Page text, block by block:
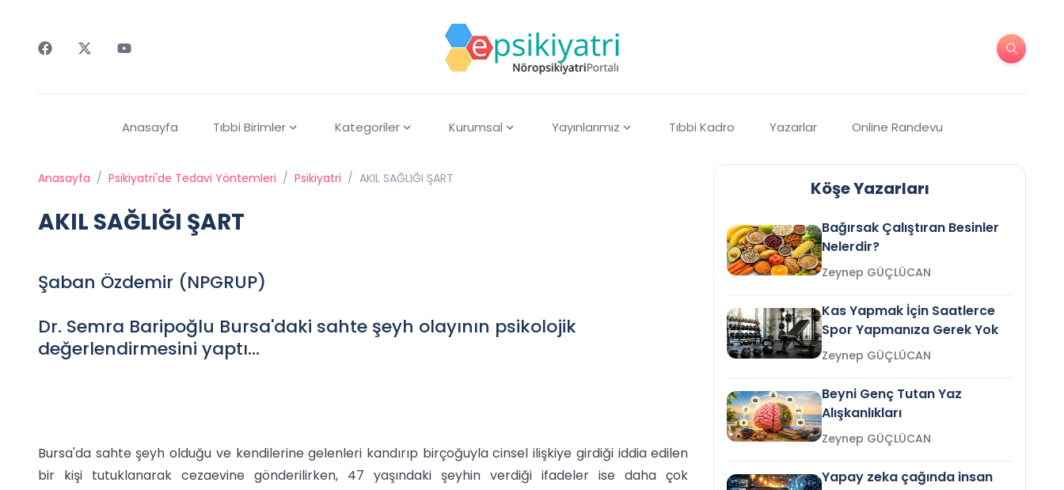
Anasayfa Tıbbi Birimler Kategoriler Kurumsal Yayınlarımız Tıbbi Kadro Yazarlar Online Randevu
Anasayfa / Psikiyatri'de Tedavi Yöntemleri / Psikiyatri / AKIL SAĞLIĞI ŞART
AKIL SAĞLIĞI ŞART
Şaban Özdemir (NPGRUP)
Dr. Semra Baripoğlu Bursa'daki sahte şeyh olayının psikolojik
değerlendirmesini yaptı…
Bursa'da sahte şeyh olduğu ve kendilerine gelenleri kandırıp birçoğuyla cinsel ilişkiye girdiği iddia edilen
bir kişi tutuklanarak cezaevine gönderilirken, 47 yaşındaki şeyhin verdiği ifadeler ise daha çok
Köşe Yazarları
Bağırsak Çalıştıran Besinler
Nelerdir?
Zeynep GÜÇLÜCAN
Kas Yapmak İçin Saatlerce
Spor Yapmanıza Gerek Yok
Zeynep GÜÇLÜCAN
Beyni Genç Tutan Yaz
Alışkanlıkları
Zeynep GÜÇLÜCAN
Yapay zeka çağında insan